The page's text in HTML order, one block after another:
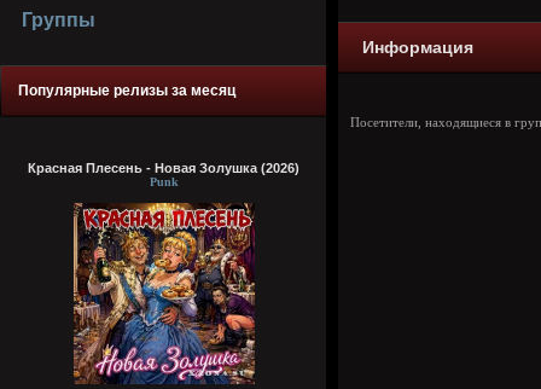
Группы
Популярные релизы за месяц
Красная Плесень - Новая Золушка (2026)
Punk
Информация
Посетители, находящиеся в